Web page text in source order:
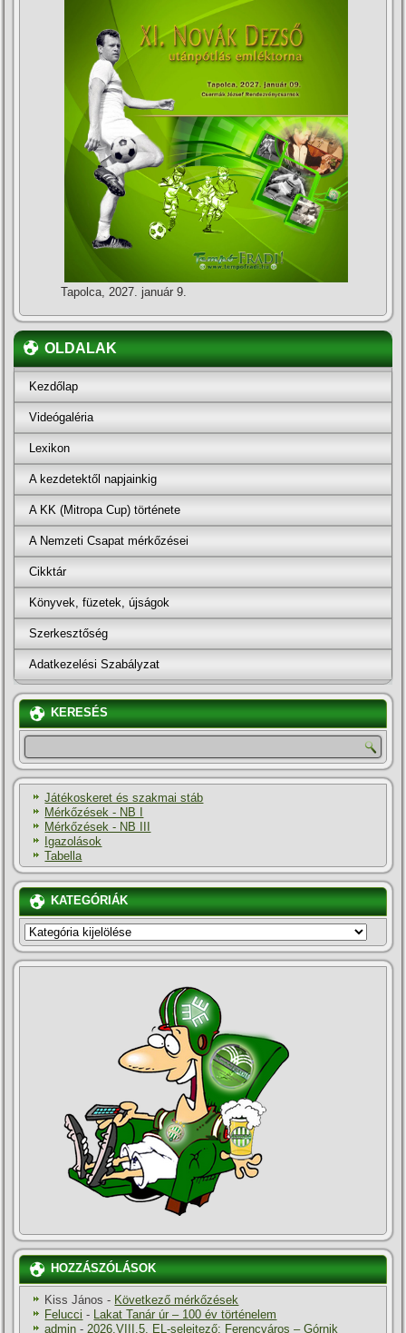
Tapolca, 2027. január 9.
OLDALAK
Kezdőlap
Videógaléria
Lexikon
A kezdetektől napjainkig
A KK (Mitropa Cup) története
A Nemzeti Csapat mérkőzései
Cikktár
Könyvek, füzetek, újságok
Szerkesztőség
Adatkezelési Szabályzat
KERESÉS
Játékoskeret és szakmai stáb
Mérkőzések - NB I
Mérkőzések - NB III
Igazolások
Tabella
KATEGÓRIÁK
KATEGÓRIÁK
HOZZÁSZÓLÁSOK
Kiss János - Következő mérkőzések
Felucci - Lakat Tanár úr – 100 év történelem
admin -2026.VIII.5. EL-selejtező: Ferencváros – Górnik